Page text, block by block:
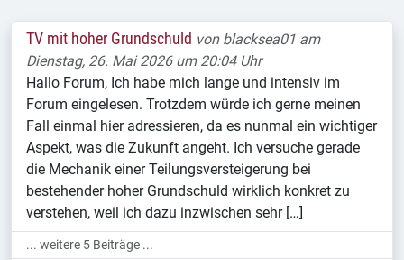
TV mit hoher Grundschuld von blacksea01 am
Dienstag, 26. Mai 2026 um 20:04 Uhr
Hallo Forum, Ich habe mich lange und intensiv im
Forum eingelesen. Trotzdem würde ich gerne meinen
Fall einmal hier adressieren, da es nunmal ein wichtiger
Aspekt, was die Zukunft angeht. Ich versuche gerade
die Mechanik einer Teilungsversteigerung bei
bestehender hoher Grundschuld wirklich konkret zu
verstehen, weil ich dazu inzwischen sehr […]
... weitere 5 Beiträge ...